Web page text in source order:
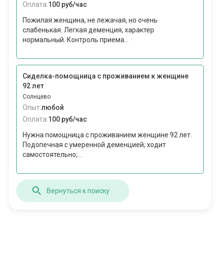
Оплата:100 руб/час
Пожилая женщина, не лежачая, но очень
слабенькая. Легкая деменция, характер
нормальный. Контроль приема...
Сиделка-помощница с проживанием к женщине
92 лет
Солнцево
Опыт:любой
Оплата:100 руб/час
Нужна помощница с проживанием женщине 92 лет.
Подопечная с умеренной деменцией; ходит
самостоятельно;...
Вернуться к поиску